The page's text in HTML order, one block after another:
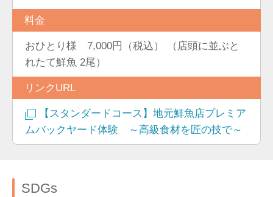
料金
おひとり様 7,000円（税込） （店頭に並ぶと
れたて鮮魚 2尾）
リンクURL
【スタンダードコース】地元鮮魚店プレミア
ムバックヤード体験 ～高級食材を匠の技で～
SDGs